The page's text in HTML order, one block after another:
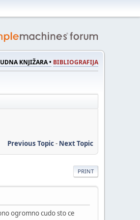
KNJIŽARA • BIBLIOGRAFIJA
Previous Topic- Next Topic
PRINT
ogromno cudo sto ce